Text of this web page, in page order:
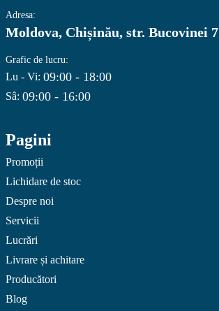
Adresa:
Moldova, Chișinău, str. Bucovinei 7
Grafic de lucru:
Lu - Vi: 09:00 - 18:00
Sâ: 09:00 - 16:00
Pagini
Promoții
Lichidare de stoc
Despre noi
Servicii
Lucrări
Livrare și achitare
Producători
Blog